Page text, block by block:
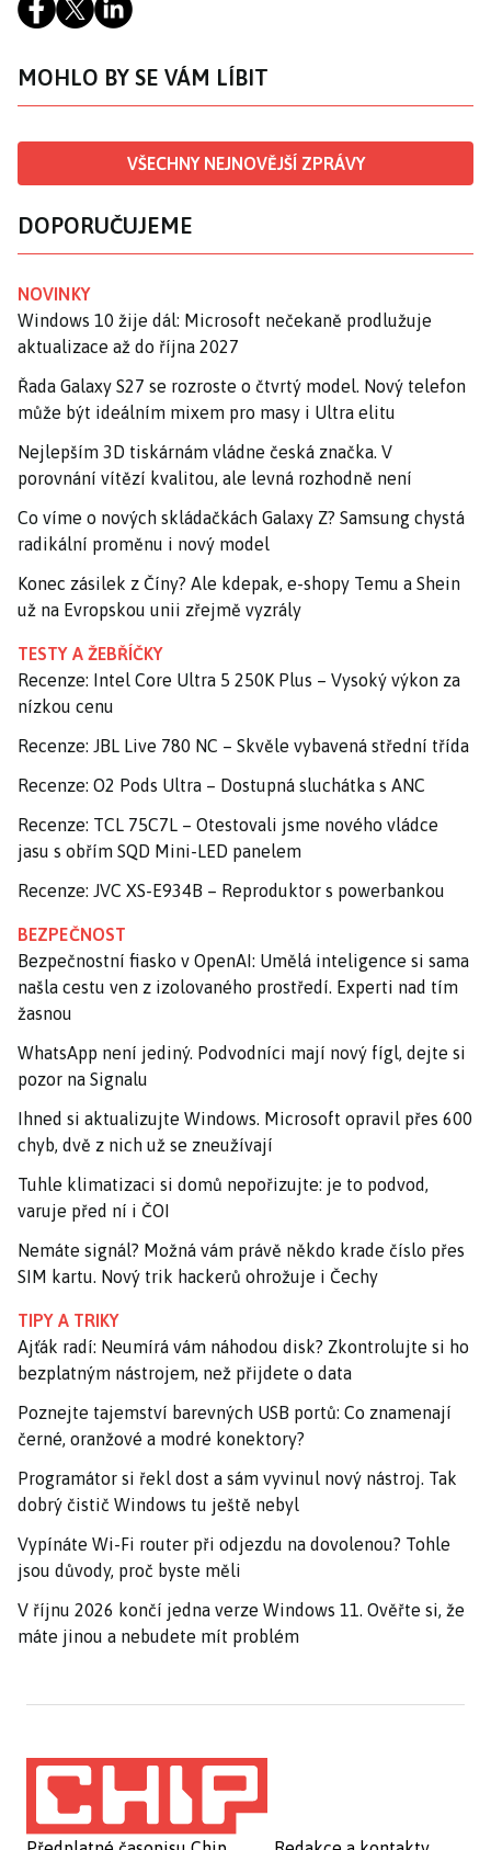
MOHLO BY SE VÁM LÍBIT
VŠECHNY NEJNOVĚJŠÍ ZPRÁVY
DOPORUČUJEME
NOVINKY
Windows 10 žije dál: Microsoft nečekaně prodlužuje
aktualizace až do října 2027
Řada Galaxy S27 se rozroste o čtvrtý model. Nový telefon
může být ideálním mixem pro masy i Ultra elitu
Nejlepším 3D tiskárnám vládne česká značka. V
porovnání vítězí kvalitou, ale levná rozhodně není
Co víme o nových skládačkách Galaxy Z? Samsung chystá
radikální proměnu i nový model
Konec zásilek z Číny? Ale kdepak, e-shopy Temu a Shein
už na Evropskou unii zřejmě vyzrály
TESTY A ŽEBŘÍČKY
Recenze: Intel Core Ultra 5 250K Plus – Vysoký výkon za
nízkou cenu
Recenze: JBL Live 780 NC – Skvěle vybavená střední třída
Recenze: O2 Pods Ultra – Dostupná sluchátka s ANC
Recenze: TCL 75C7L – Otestovali jsme nového vládce
jasu s obřím SQD Mini-LED panelem
Recenze: JVC XS-E934B – Reproduktor s powerbankou
BEZPEČNOST
Bezpečnostní fiasko v OpenAI: Umělá inteligence si sama
našla cestu ven z izolovaného prostředí. Experti nad tím
žasnou
WhatsApp není jediný. Podvodníci mají nový fígl, dejte si
pozor na Signalu
Ihned si aktualizujte Windows. Microsoft opravil přes 600
chyb, dvě z nich už se zneužívají
Tuhle klimatizaci si domů nepořizujte: je to podvod,
varuje před ní i ČOI
Nemáte signál? Možná vám právě někdo krade číslo přes
SIM kartu. Nový trik hackerů ohrožuje i Čechy
TIPY A TRIKY
Ajťák radí: Neumírá vám náhodou disk? Zkontrolujte si ho
bezplatným nástrojem, než přijdete o data
Poznejte tajemství barevných USB portů: Co znamenají
černé, oranžové a modré konektory?
Programátor si řekl dost a sám vyvinul nový nástroj. Tak
dobrý čistič Windows tu ještě nebyl
Vypínáte Wi-Fi router při odjezdu na dovolenou? Tohle
jsou důvody, proč byste měli
V říjnu 2026 končí jedna verze Windows 11. Ověřte si, že
máte jinou a nebudete mít problém